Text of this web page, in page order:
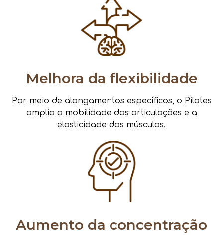
Melhora da flexibilidade
Por meio de alongamentos específicos, o Pilates
amplia a mobilidade das articulações e a
elasticidade dos músculos.
Aumento da concentração